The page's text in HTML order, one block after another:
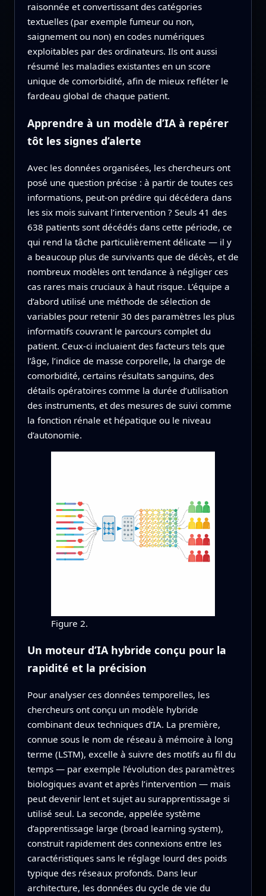
raisonnée et convertissant des catégories
textuelles (par exemple fumeur ou non,
saignement ou non) en codes numériques
exploitables par des ordinateurs. Ils ont aussi
résumé les maladies existantes en un score
unique de comorbidité, afin de mieux refléter le
fardeau global de chaque patient.
Apprendre à un modèle d’IA à repérer
tôt les signes d’alerte
Avec les données organisées, les chercheurs ont
posé une question précise : à partir de toutes ces
informations, peut-on prédire qui décédera dans
les six mois suivant l’intervention ? Seuls 41 des
638 patients sont décédés dans cette période, ce
qui rend la tâche particulièrement délicate — il y
a beaucoup plus de survivants que de décès, et de
nombreux modèles ont tendance à négliger ces
cas rares mais cruciaux à haut risque. L’équipe a
d’abord utilisé une méthode de sélection de
variables pour retenir 30 des paramètres les plus
informatifs couvrant le parcours complet du
patient. Ceux-ci incluaient des facteurs tels que
l’âge, l’indice de masse corporelle, la charge de
comorbidité, certains résultats sanguins, des
détails opératoires comme la durée d’utilisation
des instruments, et des mesures de suivi comme
la fonction rénale et hépatique ou le niveau
d’autonomie.
Figure 2.
Un moteur d’IA hybride conçu pour la
rapidité et la précision
Pour analyser ces données temporelles, les
chercheurs ont conçu un modèle hybride
combinant deux techniques d’IA. La première,
connue sous le nom de réseau à mémoire à long
terme (LSTM), excelle à suivre des motifs au fil du
temps — par exemple l’évolution des paramètres
biologiques avant et après l’intervention — mais
peut devenir lent et sujet au surapprentissage si
utilisé seul. La seconde, appelée système
d’apprentissage large (broad learning system),
construit rapidement des connexions entre les
caractéristiques sans le réglage lourd des poids
typique des réseaux profonds. Dans leur
architecture, les données du cycle de vie du